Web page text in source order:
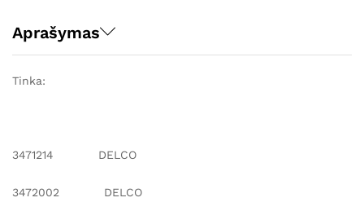
Aprašymas
Tinka:
3471214 DELCO
3472002 DELCO